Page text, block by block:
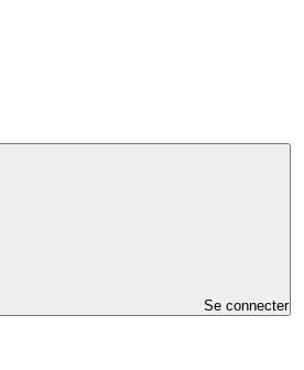
Se connecter